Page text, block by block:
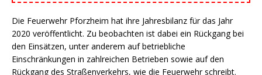
Die Feuerwehr Pforzheim hat ihre Jahresbilanz für das Jahr
2020 veröffentlicht. Zu beobachten ist dabei ein Rückgang bei
den Einsätzen, unter anderem auf betriebliche
Einschränkungen in zahlreichen Betrieben sowie auf den
Rückgang des Straßenverkehrs, wie die Feuerwehr schreibt.